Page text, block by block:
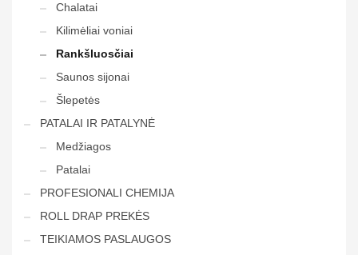
Chalatai
Kilimėliai voniai
Rankšluosčiai
Saunos sijonai
Šlepetės
PATALAI IR PATALYNĖ
Medžiagos
Patalai
PROFESIONALI CHEMIJA
ROLL DRAP PREKĖS
TEIKIAMOS PASLAUGOS